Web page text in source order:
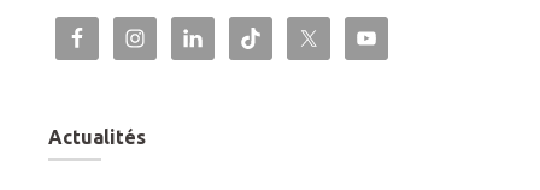
Actualités